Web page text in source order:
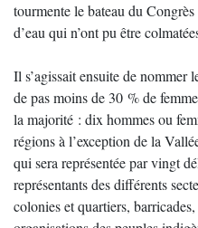
tourmente le bateau du
d’eau qui n’ont pu être
Il s’agissait ensuite de nommer
de pas moins de 30 % de
la majorité : dix hommes ou
régions à l’exception de la
qui sera représentée par vingt
représentants des différents
colonies et quartiers,